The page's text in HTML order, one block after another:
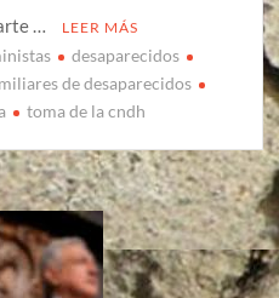
…
LEER MÁS
desaparecidos
de desaparecidos
toma de la cndh